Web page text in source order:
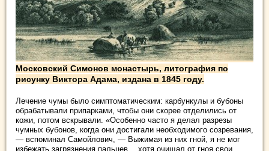
Московский Симонов монастырь, литография по
рисунку Виктора Адама, издана в 1845 году.
Лечение чумы было симптоматическим: карбункулы и бубоны
обрабатывали припарками, чтобы они скорее отделились от
кожи, потом вскрывали. «Особенно часто я делал разрезы
чумных бубонов, когда они достигали необходимого созревания,
— вспоминал Самойлович, — Выжимая из них гной, я не мог
избежать загрязнения пальцев… хотя очищал от гноя свои